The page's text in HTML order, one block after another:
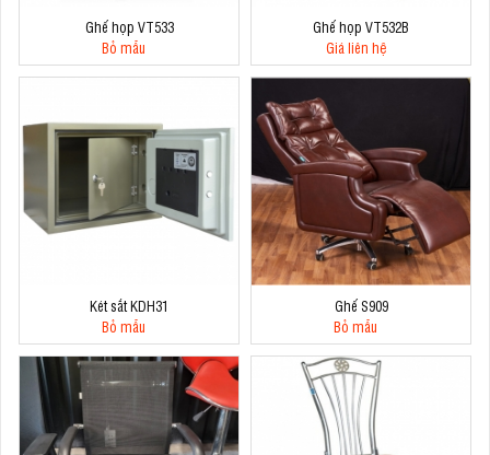
Ghế họp VT533
Bỏ mẫu
Ghế họp VT532B
Giá liên hệ
Két sắt KDH31
Bỏ mẫu
Ghế S909
Bỏ mẫu